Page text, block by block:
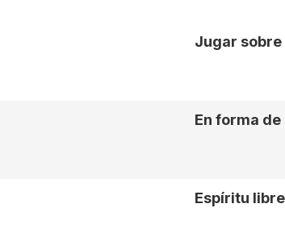
Jugar
En forma de
Espíritu libre